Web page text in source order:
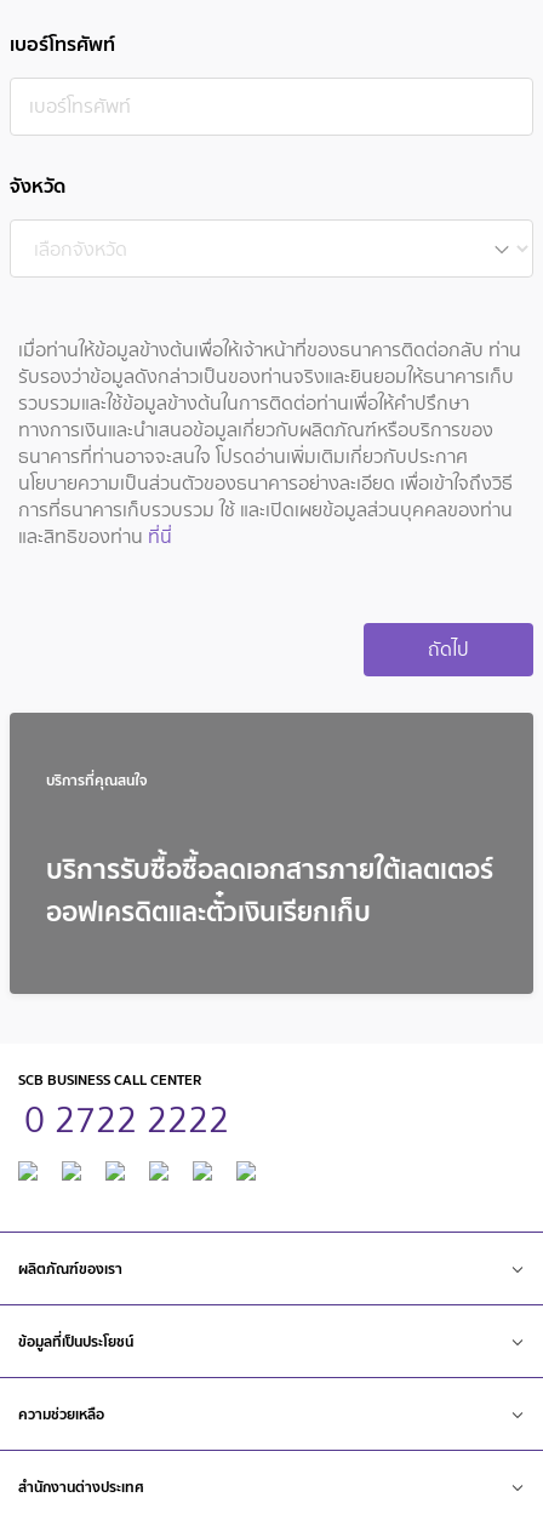
เบอร์โทรศัพท์
จังหวัด
เมื่อท่านให้ข้อมูลข้างต้นเพื่อให้เจ้าหน้าที่ของธนาคารติดต่อกลับ ท่าน
รับรองว่าข้อมูลดังกล่าวเป็นของท่านจริงและยินยอมให้ธนาคารเก็บ
รวบรวมและใช้ข้อมูลข้างต้นในการติดต่อท่านเพื่อให้คำปรึกษา
ทางการเงินและนำเสนอข้อมูลเกี่ยวกับผลิตภัณฑ์หรือบริการของ
ธนาคารที่ท่านอาจจะสนใจ โปรดอ่านเพิ่มเติมเกี่ยวกับประกาศ
นโยบายความเป็นส่วนตัวของธนาคารอย่างละเอียด เพื่อเข้าใจถึงวิธี
การที่ธนาคารเก็บรวบรวม ใช้ และเปิดเผยข้อมูลส่วนบุคคลของท่าน
และสิทธิของท่าน ที่นี่
บริการที่คุณสนใจ
บริการรับซื้อซื้อลดเอกสารภายใต้เลตเตอร์
ออฟเครดิตและตั๋วเงินเรียกเก็บ
SCB BUSINESS CALL CENTER
0 2722 2222
ผลิตภัณฑ์ของเรา
ข้อมูลที่เป็นประโยชน์
ความช่วยเหลือ
สำนักงานต่างประเทศ